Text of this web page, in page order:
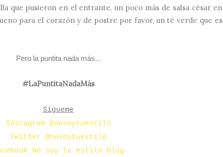
que pusieron en el entrante, un poco más de salsa césar en
para el corazón y de postre por favor, un té verde que es
Pero la puntita nada más...
#LaPuntitaNadaMás
Sígueme
Instagram @nosoytuestilo
Twitter @nosoytuestilo
No soy tu estilo blog